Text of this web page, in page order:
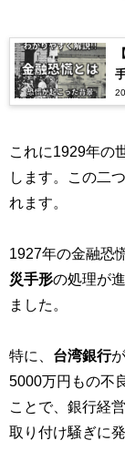
これに1929年の
します。この二
れます。
1927年の金融恐
災手形の処理が
ました。
特に、 台湾銀行
5000万円もの不
ことで、銀行経
取り付け騒ぎに